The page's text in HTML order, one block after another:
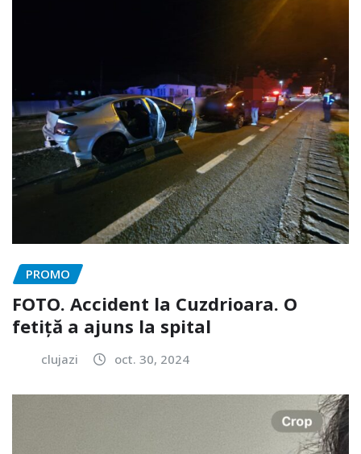
PROMO
FOTO. Accident la Cuzdrioara. O
fetiță a ajuns la spital
clujazi oct. 30, 2024